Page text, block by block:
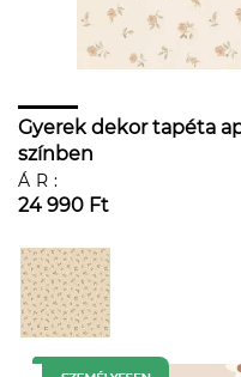
Gyerek dekor tapéta
színben
ÁR:
24 990 Ft